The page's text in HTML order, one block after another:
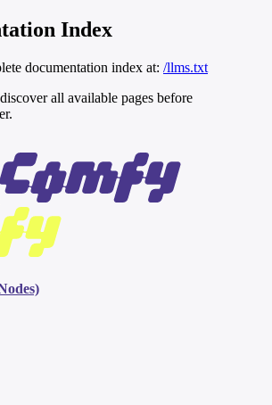
Index
documentation index at: /llms.txt
all available pages before